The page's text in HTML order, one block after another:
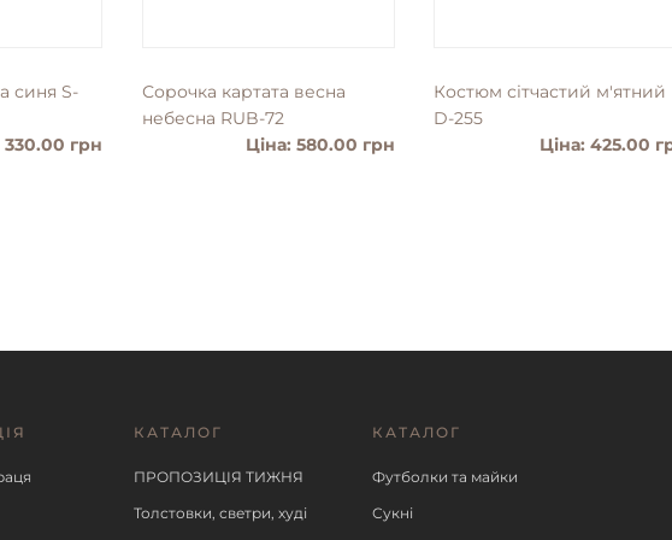
синя S-
330.00 грн
Сорочка картата весна
небесна RUB-72
Ціна: 580.00 грн
Костюм сітчастий м'ятний
D-255
Ціна: 425.00
КАТАЛОГ
ПРОПОЗИЦІЯ ТИЖНЯ
Толстовки, светри, худі
КАТАЛОГ
Футболки та майки
Сукні